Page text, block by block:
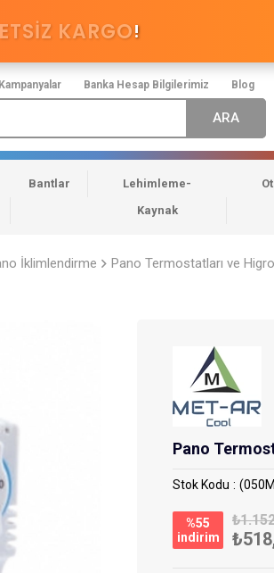
Kampanyalar Banka Hesap Bilgilerimiz Blog
KARGO!
Bantlar
Lehimleme-
Kaynak
İklimlendirme Pano Termostatları ve
Pano
Stok Kodu
%55
i̇ndirim